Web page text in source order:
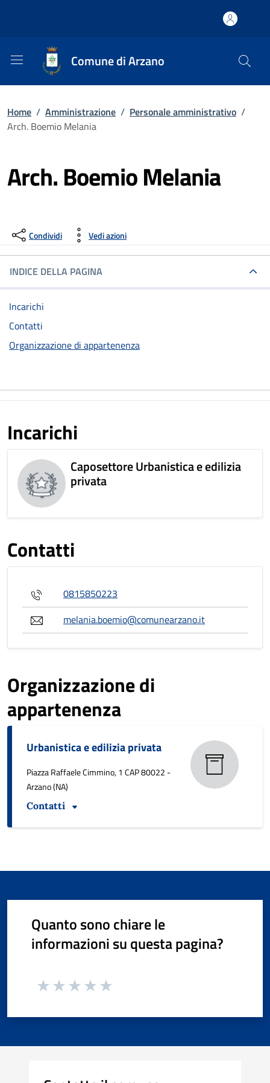
Comune di Arzano
Home / Amministrazione / Personale amministrativo /
Arch. Boemio Melania
Arch. Boemio Melania
Condividi Vedi azioni
INDICE DELLA PAGINA
Incarichi
Contatti
Organizzazione di appartenenza
Incarichi
Caposettore Urbanistica e edilizia
privata
Contatti
0815850223
melania.boemio@comunearzano.it
Organizzazione di
appartenenza
Urbanistica e edilizia privata
Piazza Raffaele Cimmino, 1 CAP 80022 -
Arzano (NA)
Contatti
Quanto sono chiare le
informazioni su questa pagina?